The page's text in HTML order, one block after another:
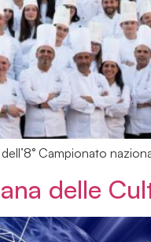
Campionato
delle